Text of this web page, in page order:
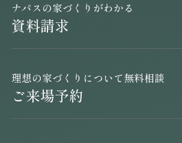
ナパスの家づくりがわかる
資料請求
理想の家づくりについて無料相談
ご来場予約